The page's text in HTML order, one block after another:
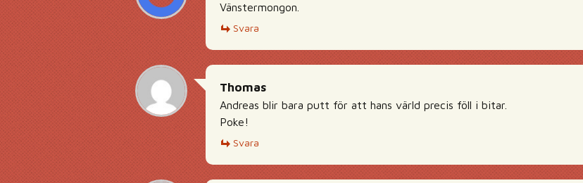
Vänstermongon.
Svara
Thomas
Andreas blir bara putt för att hans värld precis föll i bitar.
Poke!
Svara